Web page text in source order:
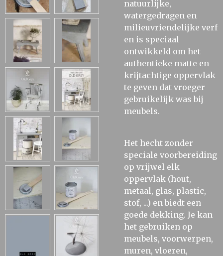
natuurlijke,
watergedragen en
milieuvriendelijke verf
en is speciaal
ontwikkeld om het
authentieke matte en
krijtachtige oppervlak
te geven dat vroeger
gebruikelijk was bij
meubels.
Het hecht zonder
speciale voorbereiding
op vrijwel elk
oppervlak (hout,
metaal, glas, plastic,
stof, ...) en biedt een
goede dekking. Je kan
het gebruiken op
meubels, voorwerpen,
muren, vloeren,